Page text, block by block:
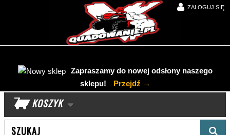
ZALOGUJ SIĘ
Zapraszamy do nowej odsłony naszego
sklepu!
Przejdź →
KOSZYK